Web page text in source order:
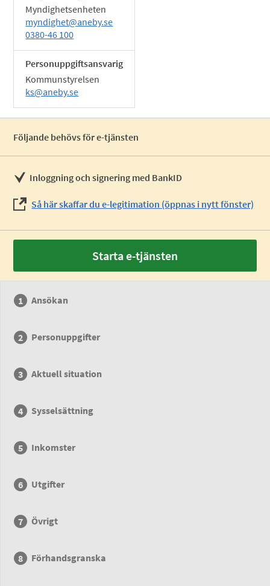
Myndighetsenheten
myndighet@aneby.se
0380-46 100
Personuppgiftsansvarig
Kommunstyrelsen
ks@aneby.se
Följande behövs för e-tjänsten
Inloggning och signering med BankID
Så här skaffar du e-legitimation (öppnas i nytt fönster)
Starta e-tjänsten
Ansökan
Personuppgifter
Aktuell situation
Sysselsättning
Inkomster
Utgifter
Övrigt
Förhandsgranska